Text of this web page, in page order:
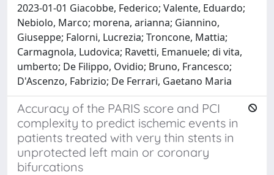
2023-01-01 Giacobbe, Federico; Valente, Eduardo;
Nebiolo, Marco; morena, arianna; Giannino,
Giuseppe; Falorni, Lucrezia; Troncone, Mattia;
Carmagnola, Ludovica; Ravetti, Emanuele; di vita,
umberto; De Filippo, Ovidio; Bruno, Francesco;
D'Ascenzo, Fabrizio; De Ferrari, Gaetano Maria
Accuracy of the PARIS score and PCI
complexity to predict ischemic events in
patients treated with very thin stents in
unprotected left main or coronary
bifurcations